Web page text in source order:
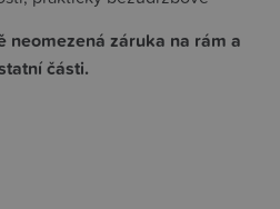
neomezená záruka na rám a
části.